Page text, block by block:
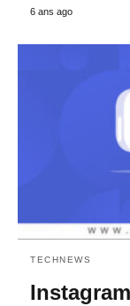
6 ans ago
TECHNEWS